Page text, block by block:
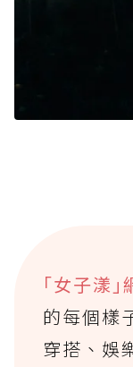
｢女子漾｣
的每個樣
穿搭、娛